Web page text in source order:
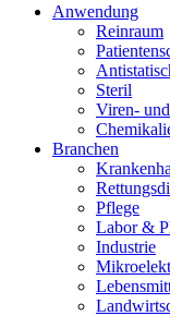
Anwendung
Reinraum
Steril
Viren-
Branchen
Pflege
Labor &
Industrie